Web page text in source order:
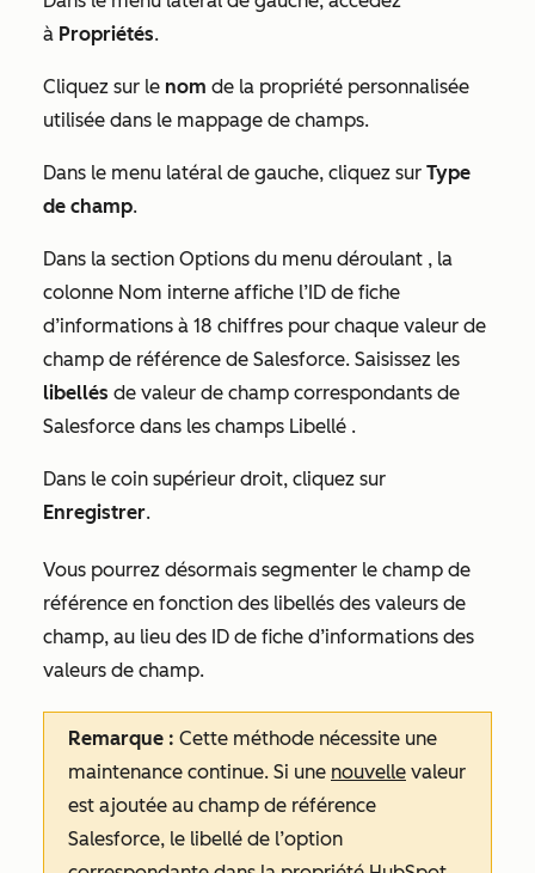
à Propriétés.
Cliquez sur le nom de la propriété personnalisée
utilisée dans le mappage de champs.
Dans le menu latéral de gauche, cliquez sur Type
de champ.
Dans la section Options du menu déroulant , la
colonne Nom interne affiche l’ID de fiche
d’informations à 18 chiffres pour chaque valeur de
champ de référence de Salesforce. Saisissez les
libellés de valeur de champ correspondants de
Salesforce dans les champs Libellé .
Dans le coin supérieur droit, cliquez sur
Enregistrer.
Vous pourrez désormais segmenter le champ de
référence en fonction des libellés des valeurs de
champ, au lieu des ID de fiche d’informations des
valeurs de champ.
Remarque : Cette méthode nécessite une
maintenance continue. Si une nouvelle valeur
est ajoutée au champ de référence
Salesforce, le libellé de l’option